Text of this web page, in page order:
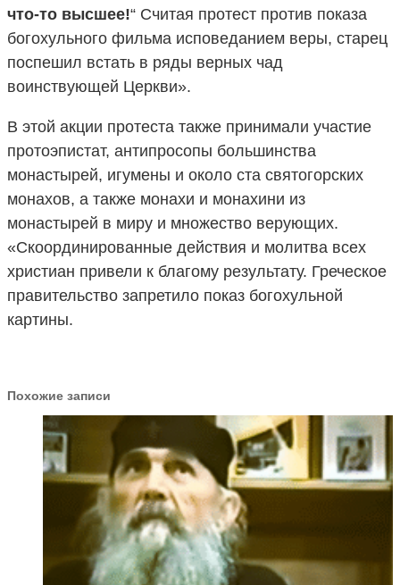
что-то высшее!“ Считая протест против показа
богохульного фильма исповеданием веры, старец
поспешил встать в ряды верных чад
воинствующей Церкви».
В этой акции протеста также принимали участие
протоэпистат, антипросопы большинства
монастырей, игумены и около ста святогорских
монахов, а также монахи и монахини из
монастырей в миру и множество верующих.
«Скоординированные действия и молитва всех
христиан привели к благому результату. Греческое
правительство запретило показ богохульной
картины.
Похожие записи